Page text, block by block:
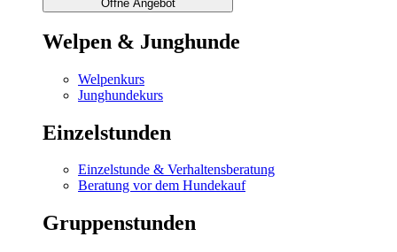
Öffne Angebot
Welpen & Junghunde
Welpenkurs
Junghundekurs
Einzelstunden
Einzelstunde & Verhaltensberatung
Beratung vor dem Hundekauf
Gruppenstunden